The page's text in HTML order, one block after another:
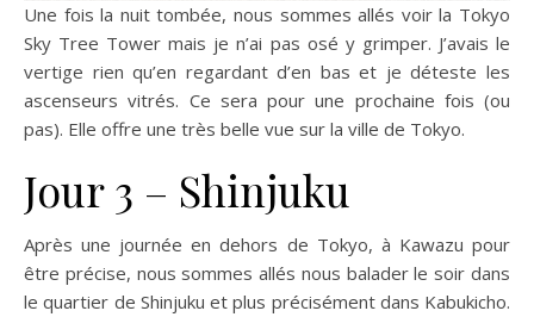
Une fois la nuit tombée, nous sommes allés voir la Tokyo
Sky Tree Tower mais je n’ai pas osé y grimper. J’avais le
vertige rien qu’en regardant d’en bas et je déteste les
ascenseurs vitrés. Ce sera pour une prochaine fois (ou
pas). Elle offre une très belle vue sur la ville de Tokyo.
Jour 3 – Shinjuku
Après une journée en dehors de Tokyo, à Kawazu pour
être précise, nous sommes allés nous balader le soir dans
le quartier de Shinjuku et plus précisément dans Kabukicho.